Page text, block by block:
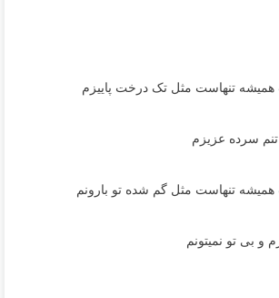
همیشه تنهاست مثل تک درخت پاییزم
سرده عزیزم
همیشه تنهاست مثل گم شده تو بارونم
و بی تو نمیتونم